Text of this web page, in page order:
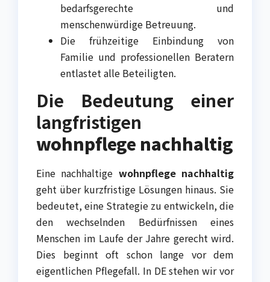
bedarfsgerechte und
menschenwürdige Betreuung.
Die frühzeitige Einbindung von
Familie und professionellen Beratern
entlastet alle Beteiligten.
Die Bedeutung einer
langfristigen
wohnpflege nachhaltig
Eine nachhaltige wohnpflege nachhaltig
geht über kurzfristige Lösungen hinaus. Sie
bedeutet, eine Strategie zu entwickeln, die
den wechselnden Bedürfnissen eines
Menschen im Laufe der Jahre gerecht wird.
Dies beginnt oft schon lange vor dem
eigentlichen Pflegefall. In DE stehen wir vor